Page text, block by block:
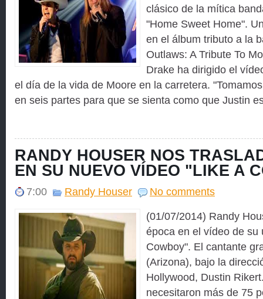
clásico de la mítica
"Home Sweet Home".
en el álbum tributo a la
Outlaws: A Tribute To
Drake ha dirigido el
el día de la vida de Moore en la carretera.
en seis partes para que se sienta como que Justin
RANDY HOUSER NOS
EN SU NUEVO VÍDEO "LIKE A
7:00 Randy Houser
No comments
(01/07/2014) Randy
época en el vídeo de su
Cowboy". El cantante
(Arizona), bajo la
Hollywood, Dustin
necesitaron más de 75